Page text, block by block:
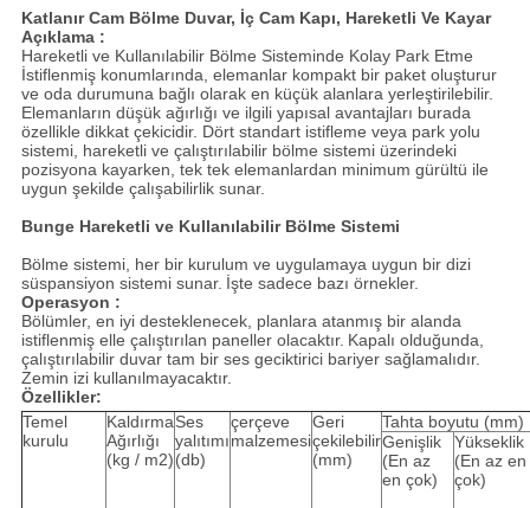
Katlanır Cam Bölme Duvar, İç Cam Kapı, Hareketli Ve Kayar
Açıklama :
Hareketli ve Kullanılabilir Bölme Sisteminde Kolay Park Etme
İstiflenmiş konumlarında, elemanlar kompakt bir paket oluşturur
ve oda durumuna bağlı olarak en küçük alanlara yerleştirilebilir.
Elemanların düşük ağırlığı ve ilgili yapısal avantajları burada
özellikle dikkat çekicidir. Dört standart istifleme veya park yolu
sistemi, hareketli ve çalıştırılabilir bölme sistemi üzerindeki
pozisyona kayarken, tek tek elemanlardan minimum gürültü ile
uygun şekilde çalışabilirlik sunar.
Bunge Hareketli ve Kullanılabilir Bölme Sistemi
Bölme sistemi, her bir kurulum ve uygulamaya uygun bir dizi
süspansiyon sistemi sunar. İşte sadece bazı örnekler.
Operasyon :
Bölümler, en iyi desteklenecek, planlara atanmış bir alanda
istiflenmiş elle çalıştırılan paneller olacaktır. Kapalı olduğunda,
çalıştırılabilir duvar tam bir ses geciktirici bariyer sağlamalıdır.
Zemin izi kullanılmayacaktır.
Özellikler:
Temel
kurulu
Kaldırma
Ağırlığı
(kg / m2)
Ses
yalıtımı
(db)
çerçeve
malzemesi
Geri
çekilebilir
(mm)
Tahta boyutu (mm)
Genişlik
(En az
en çok)
Yükseklik
(En az en
çok)